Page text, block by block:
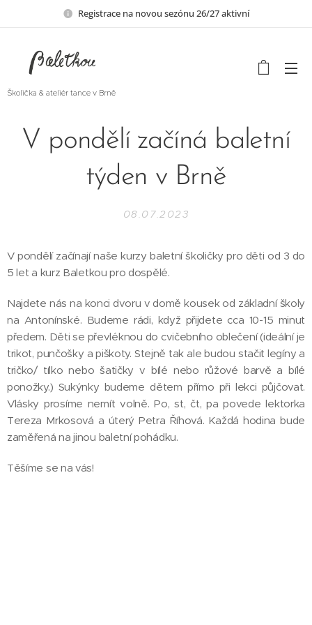
Registrace na novou sezónu 26/27 aktivní
Školička & ateliér tance v Brně
V pondělí začíná baletní
týden v Brně
08.07.2023
V pondělí začínají naše kurzy baletní školičky pro děti od 3 do
5 let a kurz Baletkou pro dospělé.
Najdete nás na konci dvoru v domě kousek od základní školy
na Antonínské. Budeme rádi, když přijdete cca 10-15 minut
předem. Děti se převléknou do cvičebního oblečení (ideální je
trikot, punčošky a piškoty. Stejně tak ale budou stačit legíny a
tričko/ tílko nebo šatičky v bílé nebo růžové barvě a bílé
ponožky.) Sukýnky budeme dětem přímo při lekci půjčovat.
Vlásky prosíme nemít volně. Po, st, čt, pa povede lektorka
Tereza Mrkosová a úterý Petra Říhová. Každá hodina bude
zaměřená na jinou baletní pohádku.
Těšíme se na vás!